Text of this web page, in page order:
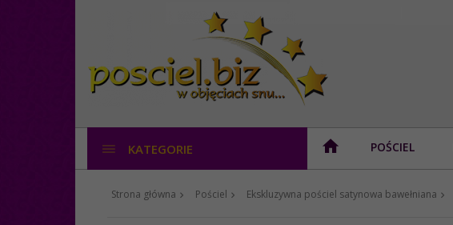
KATEGORIE POŚCIEL
Strona główna Pościel Ekskluzywna pościel satynowa bawełniana